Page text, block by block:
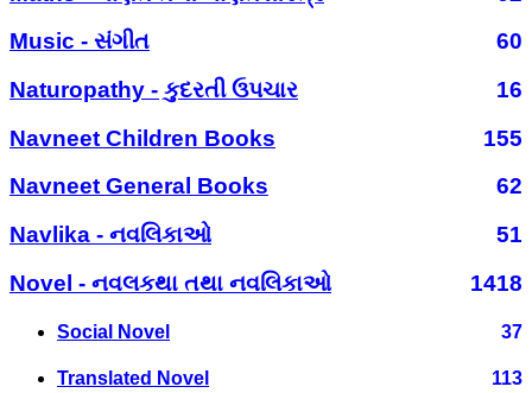
Music - સંગીત
60
Naturopathy - કુદરતી ઉપચાર
16
Navneet Children Books
155
Navneet General Books
62
Navlika - નવલિકાઓ
51
Novel - નવલકથા તથા નવલિકાઓ
1418
Social Novel 37
Translated Novel 113